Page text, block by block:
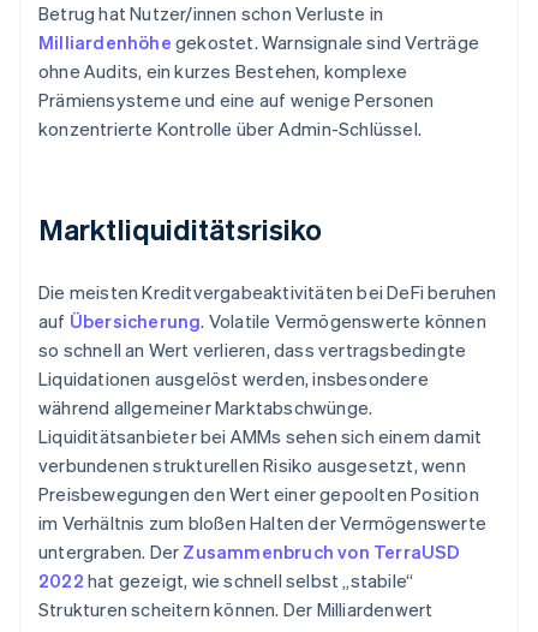
Betrug hat Nutzer/innen schon Verluste in
Milliardenhöhe gekostet. Warnsignale sind Verträge
ohne Audits, ein kurzes Bestehen, komplexe
Prämiensysteme und eine auf wenige Personen
konzentrierte Kontrolle über Admin-Schlüssel.
Marktliquiditätsrisiko
Die meisten Kreditvergabeaktivitäten bei DeFi beruhen
auf Übersicherung. Volatile Vermögenswerte können
so schnell an Wert verlieren, dass vertragsbedingte
Liquidationen ausgelöst werden, insbesondere
während allgemeiner Marktabschwünge.
Liquiditätsanbieter bei AMMs sehen sich einem damit
verbundenen strukturellen Risiko ausgesetzt, wenn
Preisbewegungen den Wert einer gepoolten Position
im Verhältnis zum bloßen Halten der Vermögenswerte
untergraben. Der Zusammenbruch von TerraUSD
2022 hat gezeigt, wie schnell selbst „stabile“
Strukturen scheitern können. Der Milliardenwert